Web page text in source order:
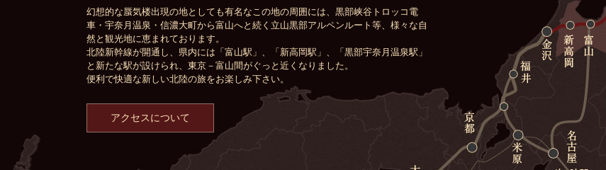
幻想的な蜃気楼出現の地としても有名なこの地の周囲には、黒部峡谷トロッコ電
車・宇奈月温泉・信濃大町から富山へと続く立山黒部アルペンルート等、様々な自
然と観光地に恵まれております。
北陸新幹線が開通し、県内には「富山駅」、「新高岡駅」、「黒部宇奈月温泉駅」
と新たな駅が設けられ、東京－富山間がぐっと近くなりました。
便利で快適な新しい北陸の旅をお楽しみ下さい。
アクセスについて